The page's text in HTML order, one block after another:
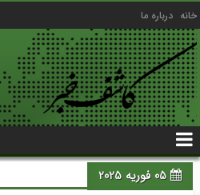
خانه درباره ما
05 فوریه 2025